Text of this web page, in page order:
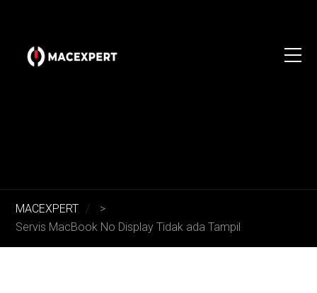
MACEXPERT
>
Servis MacBook No Display Tidak ada Tampil